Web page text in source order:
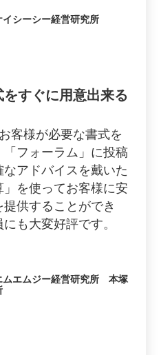
シーシー経営研究所
すぐに用意出来る
客様が必要な書式を
フォーラム」に投稿
アドバイスを戴いた
」を使ってお客様に安
供することができ
も大変好評です。
ムエムジー経営研究所 本塚